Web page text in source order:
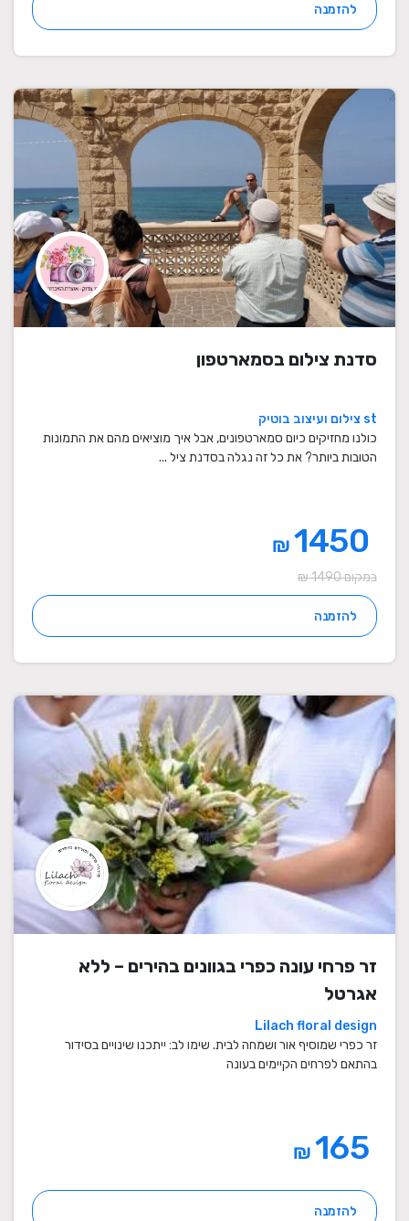
להזמנה
סדנת צילום בסמארטפון
st צילום ועיצוב בוטיק
כולנו מחזיקים כיום סמארטפונים, אבל איך מוציאים מהם את התמונות
הטובות ביותר? את כל זה נגלה בסדנת ציל ...
₪
במקום 1490 ₪
להזמנה
זר פרחי עונה כפרי בגוונים בהירים – ללא
אגרטל
Lilach floral design
זר כפרי שמוסיף אור ושמחה לבית. שימו לב: ייתכנו שינויים בסידור
בהתאם לפרחים הקיימים בעונה
₪
להזמנה